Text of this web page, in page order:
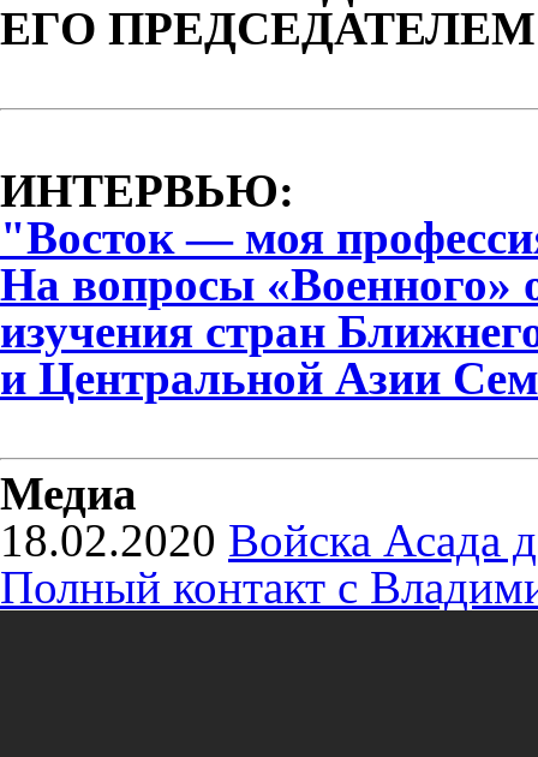
ЕГО ПРЕДСЕДАТЕЛЕМ
ИНТЕРВЬЮ:
"Восток — моя
На вопросы «Военного»
изучения стран
и Центральной Азии
Медиа
18.02.2020 Войска Асада
Полный контакт с